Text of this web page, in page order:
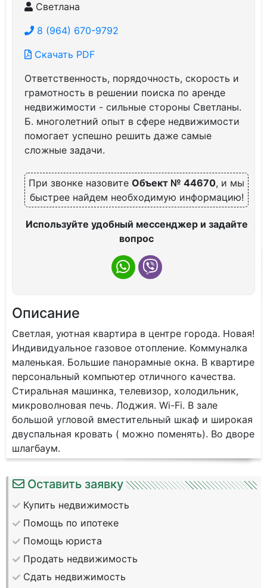
Светлана
8 (964) 670-9792
Скачать PDF
Ответственность, порядочность, скорость и
грамотность в решении поиска по аренде
недвижимости - сильные стороны Светланы.
Б. многолетний опыт в сфере недвижимости
помогает успешно решить даже самые
сложные задачи.
При звонке назовите Объект № 44670, и мы
быстрее найдем необходимую информацию!
Используйте удобный мессенджер и задайте
вопрос
Описание
Светлая, уютная квартира в центре города. Новая!
Индивидуальное газовое отопление. Коммуналка
маленькая. Большие панорамные окна. В квартире
персональный компьютер отличного качества.
Стиральная машинка, телевизор, холодильник,
микроволновая печь. Лоджия. Wi-Fi. В зале
большой угловой вместительный шкаф и широкая
двуспальная кровать ( можно поменять). Во дворе
шлагбаум.
Оставить заявку
Купить недвижимость
Помощь по ипотеке
Помощь юриста
Продать недвижимость
Сдать недвижимость